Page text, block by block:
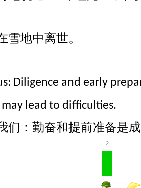
雪地中离世。
Diligence and early
lead to difficulties.
们：勤奋和提前准备是
2